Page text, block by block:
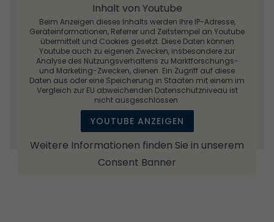
Inhalt von Youtube
Beim Anzeigen dieses Inhalts werden Ihre IP-Adresse,
Geräteinformationen, Referrer und Zeitstempel an Youtube
übermittelt und Cookies gesetzt. Diese Daten können
Youtube auch zu eigenen Zwecken, insbesondere zur
Analyse des Nutzungsverhaltens zu Marktforschungs-
und Marketing-Zwecken, dienen. Ein Zugriff auf diese
Daten aus oder eine Speicherung in Staaten mit einem im
Vergleich zur EU abweichenden Datenschutzniveau ist
nicht ausgeschlossen.
YOUTUBE ANZEIGEN
Weitere Informationen finden Sie in unserem
Consent Banner